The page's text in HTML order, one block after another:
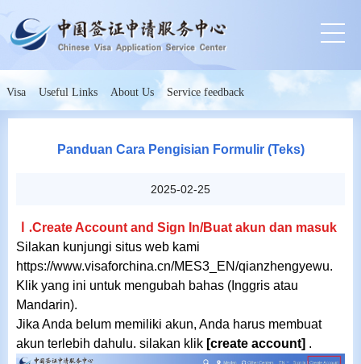
Visa Useful Links About Us Service feedback
Panduan Cara Pengisian Formulir (Teks)
2025-02-25
Ⅰ.Create Account and Sign In/Buat akun dan masuk
Silakan kunjungi situs web kami
https://www.visaforchina.cn/MES3_EN/qianzhengyewu.
Klik yang ini untuk mengubah bahas (Inggris atau
Mandarin).
Jika Anda belum memiliki akun, Anda harus membuat
akun terlebih dahulu. silakan klik [create account] .